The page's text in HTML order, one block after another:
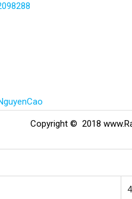
Copyright © 2018